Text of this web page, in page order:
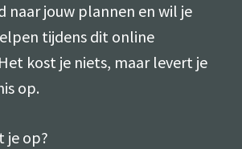
naar jouw plannen en wil je
tijdens dit online
kost je niets, maar levert je
op.
je op?